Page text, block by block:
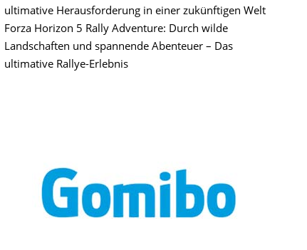
ultimative Herausforderung in einer zukünftigen Welt
Forza Horizon 5 Rally Adventure: Durch wilde
Landschaften und spannende Abenteuer – Das
ultimative Rallye-Erlebnis